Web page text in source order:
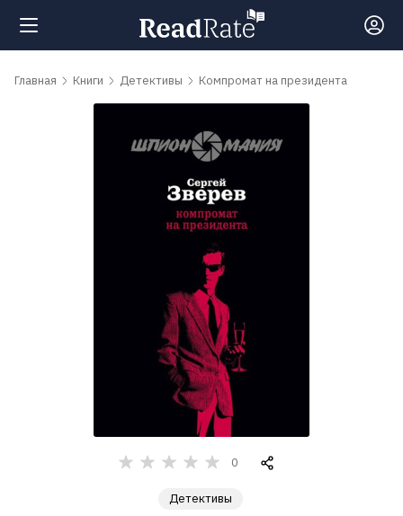
Поиск
Главная Книги Детективы Компромат на президента
0
Детективы